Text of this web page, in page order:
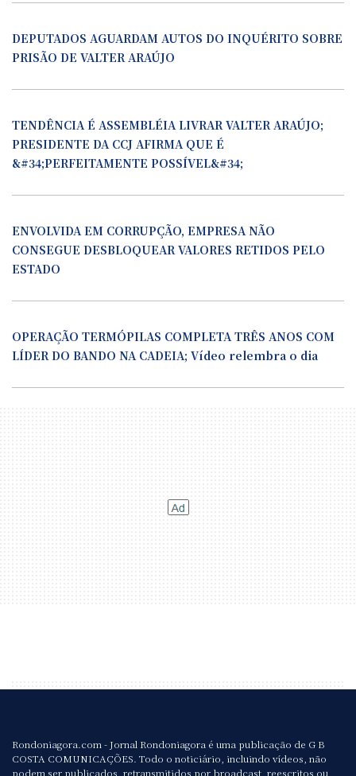
DEPUTADOS AGUARDAM AUTOS DO INQUÉRITO SOBRE
PRISÃO DE VALTER ARAÚJO
TENDÊNCIA É ASSEMBLÉIA LIVRAR VALTER ARAÚJO;
PRESIDENTE DA CCJ AFIRMA QUE É
&#34;PERFEITAMENTE POSSÍVEL&#34;
ENVOLVIDA EM CORRUPÇÃO, EMPRESA NÃO
CONSEGUE DESBLOQUEAR VALORES RETIDOS PELO
ESTADO
OPERAÇÃO TERMÓPILAS COMPLETA TRÊS ANOS COM
LÍDER DO BANDO NA CADEIA; Vídeo relembra o dia
Rondoniagora.com - Jornal Rondoniagora é uma publicação de G B
COSTA COMUNICAÇÕES. Todo o noticiário, incluindo vídeos, não
podem ser publicados, retransmitidos por broadcast, reescritos ou